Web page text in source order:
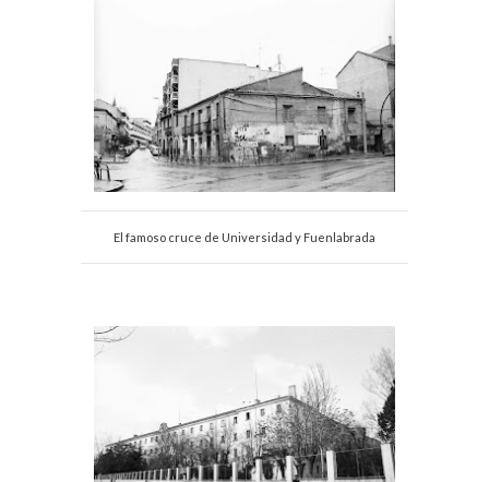
El famoso cruce de Universidad y Fuenlabrada